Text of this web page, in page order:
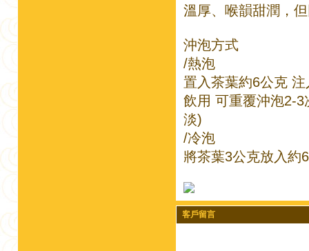
溫厚、喉韻甜潤，
沖泡方式
/熱泡
置入茶葉約6公克
飲用 可重覆沖泡2-
淡)
/冷泡
將茶葉3公克放入約
客戶留言